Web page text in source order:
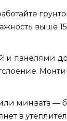
выше
и панелями
минвата —
в